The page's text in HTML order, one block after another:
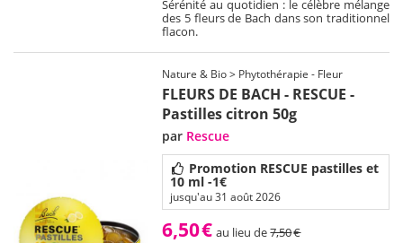
Sérénité au quotidien : le célèbre mélange
des 5 fleurs de Bach dans son traditionnel
flacon.
Nature & Bio > Phytothérapie - Fleur
FLEURS DE BACH - RESCUE -
Pastilles citron 50g
par Rescue
Promotion RESCUE pastilles et
10 ml -1€
jusqu'au 31 août 2026
6,50€ au lieu de7,50€